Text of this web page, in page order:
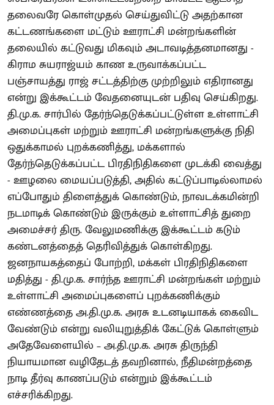
தலைவரே கொள்முதல் செய்துவிட்டு அதற்கான
கட்டணங்களை மட்டும் ஊராட்சி மன்றங்களின்
தலையில் கட்டுவது மிகவும் அடாவடித்தனமானது -
கிராம சுயராஜ்யம் காண உருவாக்கப்பட்ட
பஞ்சாயத்து ராஜ் சட்டத்திற்கு முற்றிலும் எதிரானது
என்று இக்கூட்டம் வேதனையுடன் பதிவு செய்கிறது.
தி.மு.க. சார்பில் தேர்ந்தெடுக்கப்பட்டுள்ள உள்ளாட்சி
அமைப்புகள் மற்றும் ஊராட்சி மன்றங்களுக்கு நிதி
ஒதுக்காமல் புறக்கணித்து, மக்களால்
தேர்ந்தெடுக்கப்பட்ட பிரதிநிதிகளை முடக்கி வைத்து
- ஊழலை மையப்படுத்தி, அதில் கட்டுப்பாடில்லாமல்
எப்போதும் திளைத்துக் கொண்டும், நாவடக்கமின்றி
நடமாடிக் கொண்டும் இருக்கும் உள்ளாட்சித் துறை
அமைச்சர் திரு. வேலுமணிக்கு இக்கூட்டம் கடும்
கண்டனத்தைத் தெரிவித்துக் கொள்கிறது.
ஜனநாயகத்தைப் போற்றி, மக்கள் பிரதிநிதிகளை
மதித்து - தி.மு.க. சார்ந்த ஊராட்சி மன்றங்கள் மற்றும்
உள்ளாட்சி அமைப்புகளைப் புறக்கணிக்கும்
எண்ணத்தை அ.தி.மு.க. அரசு உடனடியாகக் கைவிட
வேண்டும் என்று வலியுறுத்திக் கேட்டுக் கொள்ளும்
அதேவேளையில் – அ.தி.மு.க. அரசு திருந்தி
நியாயமான வழிதேடத் தவறினால், நீதிமன்றத்தை
நாடி தீர்வு காணப்படும் என்றும் இக்கூட்டம்
எச்சரிக்கிறது.